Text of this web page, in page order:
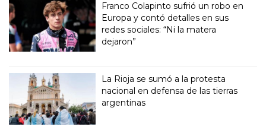
Franco Colapinto sufrió un robo en
Europa y contó detalles en sus
redes sociales: “Ni la matera
dejaron”
La Rioja se sumó a la protesta
nacional en defensa de las tierras
argentinas